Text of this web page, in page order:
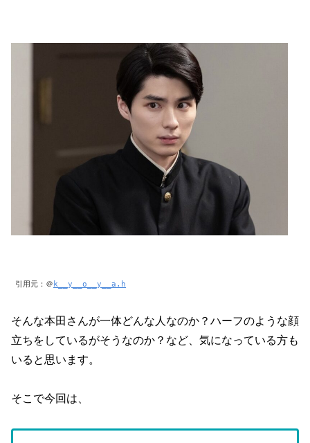
引用元：＠ k__y__o__y__a.h
そんな本田さんが一体どんな人なのか？ハーフのような顔
立ちをしているがそうなのか？など、気になっている方も
いると思います。
そこで今回は、